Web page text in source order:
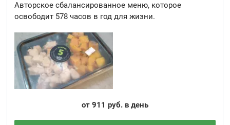
Авторское сбалансированное меню, которое
освободит 578 часов в год для жизни.
от 911 руб. в день